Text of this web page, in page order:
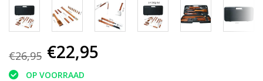
€26,95 €22,95
OP VOORRAAD